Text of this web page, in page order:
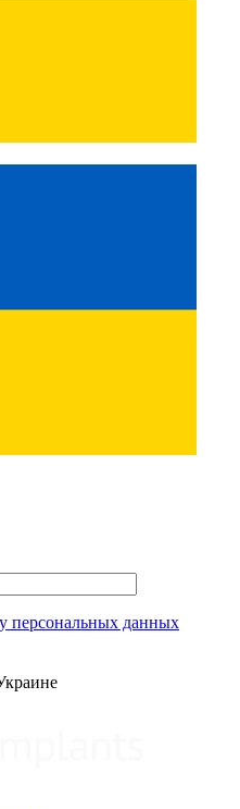
персональных данных